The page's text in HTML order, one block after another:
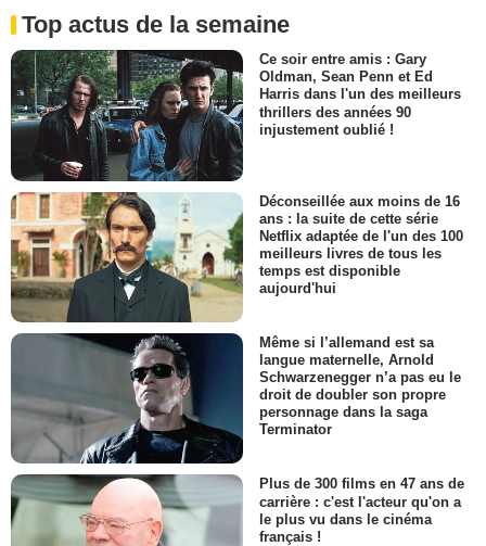
Top actus de la semaine
Ce soir entre amis : Gary
Oldman, Sean Penn et Ed
Harris dans l'un des meilleurs
thrillers des années 90
injustement oublié !
Déconseillée aux moins de 16
ans : la suite de cette série
Netflix adaptée de l'un des 100
meilleurs livres de tous les
temps est disponible
aujourd'hui
Même si l’allemand est sa
langue maternelle, Arnold
Schwarzenegger n’a pas eu le
droit de doubler son propre
personnage dans la saga
Terminator
Plus de 300 films en 47 ans de
carrière : c'est l'acteur qu'on a
le plus vu dans le cinéma
français !